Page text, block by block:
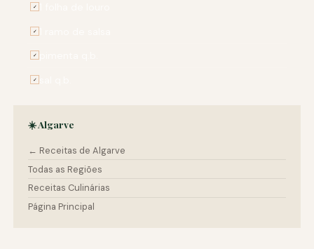
✓
✓
✓
✓
☀️ Algarve
← Receitas de Algarve
Todas as Regiões
Receitas Culinárias
Página Principal